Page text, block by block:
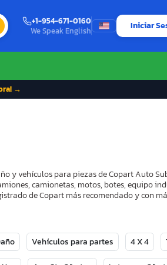
+1-954-671-0160
We Speak English
Iniciar
→
y vehículos para piezas de Copart Auto
camionetas, motos, botes, equipo
de Copart más recomendado y con
Vehículos para partes 4 X 4